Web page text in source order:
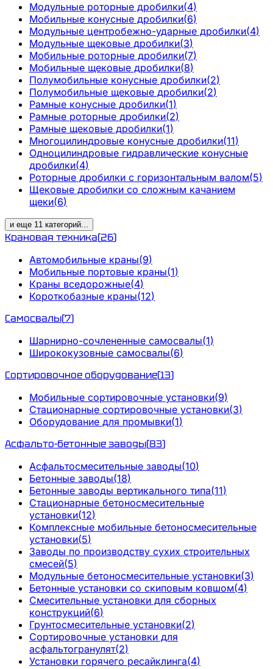
Модульные роторные дробилки(4)
Мобильные конусные дробилки(6)
Модульные центробежно-ударные дробилки(4)
Модульные щековые дробилки(3)
Мобильные роторные дробилки(7)
Мобильные щековые дробилки(8)
Полумобильные конусные дробилки(2)
Полумобильные щековые дробилки(2)
Рамные конусные дробилки(1)
Рамные роторные дробилки(2)
Рамные щековые дробилки(1)
Многоцилиндровые конусные дробилки(11)
Одноцилиндровые гидравлические конусные
дробилки(4)
Роторные дробилки с горизонтальным валом(5)
Щековые дробилки со сложным качанием
щеки(6)
и еще 11 категорий...
Крановая техника(26)
Автомобильные краны(9)
Мобильные портовые краны(1)
Краны вседорожные(4)
Короткобазные краны(12)
Самосвалы(7)
Шарнирно-сочлененные самосвалы(1)
Ширококузовные самосвалы(6)
Сортировочное оборудование(13)
Мобильные сортировочные установки(9)
Стационарные сортировочные установки(3)
Оборудование для промывки(1)
Асфальто-бетонные заводы(83)
Асфальтосмесительные заводы(10)
Бетонные заводы(18)
Бетонные заводы вертикального типа(11)
Стационарные бетоносмесительные
установки(12)
Комплексные мобильные бетоносмесительные
установки(5)
Заводы по производству сухих строительных
смесей(5)
Модульные бетоносмесительные установки(3)
Бетонные установки со скиповым ковшом(4)
Смесительные установки для сборных
конструкций(6)
Грунтосмесительные установки(2)
Сортировочные установки для
асфальтогранулят(2)
Установки горячего ресайклинга(4)